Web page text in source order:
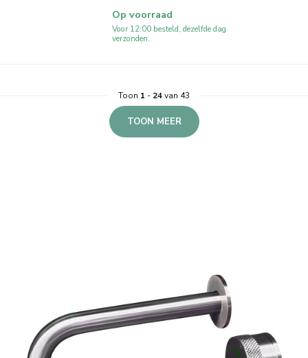
Op voorraad
Voor 12:00 besteld, dezelfde dag
verzonden.
Toon 1 - 24van 43
TOON MEER